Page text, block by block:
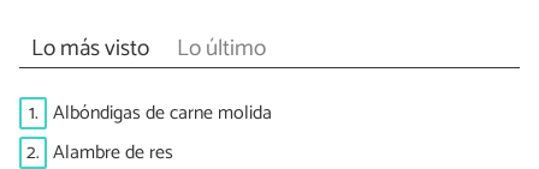
Lo más visto Lo último
1. Albóndigas de carne molida
2. Alambre de res